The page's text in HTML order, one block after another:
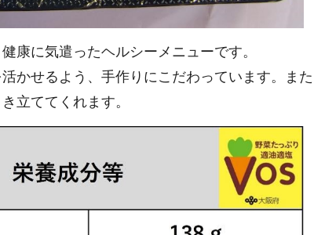
康に気遣ったヘルシーメニューです。
かせるよう、手作りにこだわっています。
立ててくれます。